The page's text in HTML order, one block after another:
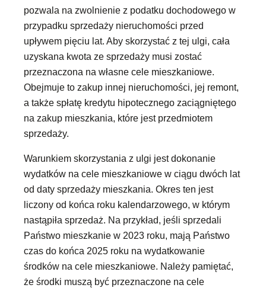
pozwala na zwolnienie z podatku dochodowego w
przypadku sprzedaży nieruchomości przed
upływem pięciu lat. Aby skorzystać z tej ulgi, cała
uzyskana kwota ze sprzedaży musi zostać
przeznaczona na własne cele mieszkaniowe.
Obejmuje to zakup innej nieruchomości, jej remont,
a także spłatę kredytu hipotecznego zaciągniętego
na zakup mieszkania, które jest przedmiotem
sprzedaży.
Warunkiem skorzystania z ulgi jest dokonanie
wydatków na cele mieszkaniowe w ciągu dwóch lat
od daty sprzedaży mieszkania. Okres ten jest
liczony od końca roku kalendarzowego, w którym
nastąpiła sprzedaż. Na przykład, jeśli sprzedali
Państwo mieszkanie w 2023 roku, mają Państwo
czas do końca 2025 roku na wydatkowanie
środków na cele mieszkaniowe. Należy pamiętać,
że środki muszą być przeznaczone na cele